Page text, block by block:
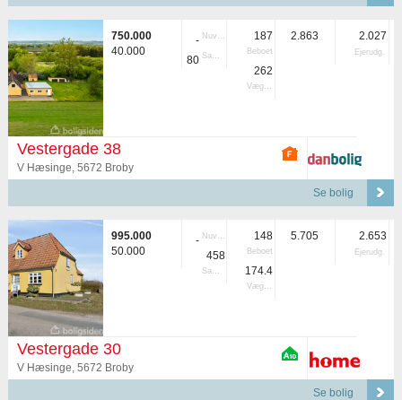
750.000
40.000
- Nuvær.
80 Samlet
187
Beboet
262
Vægtet
2.863 2.027
Ejerudg.
Vestergade 38
V Hæsinge, 5672 Broby
Se bolig
995.000
50.000
- Nuvær.
458
Samlet
148
Beboet
174.4
Vægtet
5.705 2.653
Ejerudg.
Vestergade 30
V Hæsinge, 5672 Broby
Se bolig